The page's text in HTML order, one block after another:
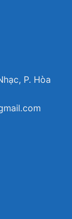
P. Hòa